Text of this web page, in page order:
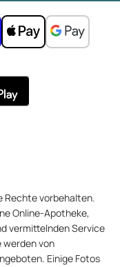
Rechte vorbehalten.
Online-Apotheke,
vermittelnden Service
von
Einige Fotos